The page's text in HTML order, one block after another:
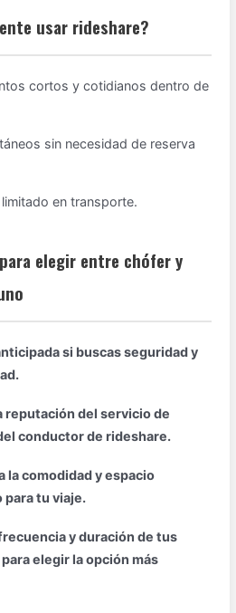
usar rideshare?
cortos y cotidianos dentro de
sin necesidad de reserva
en transporte.
elegir entre chófer y
si buscas seguridad y
reputación del servicio de
conductor de rideshare.
la comodidad y espacio
para tu viaje.
y duración de tus
elegir la opción más